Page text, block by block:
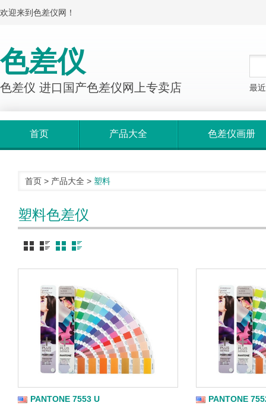
欢迎来到色差仪网！
色差仪
色差仪 进口国产色差仪网上专卖店 最
首页 产品大全 色差仪画册
首页 > 产品大全 > 塑料
塑料色差仪
PANTONE 7553 U PANTONE